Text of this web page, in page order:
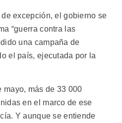
excepción, el gobierno se
“guerra contra las
una campaña de
el país, ejecutada por la
mayo, más de 33 000
en el marco de ese
Y aunque se entiende